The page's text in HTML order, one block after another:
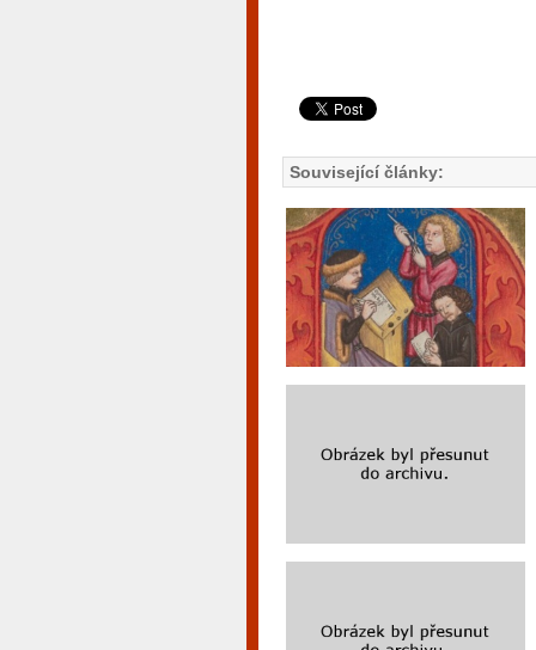
Související články: